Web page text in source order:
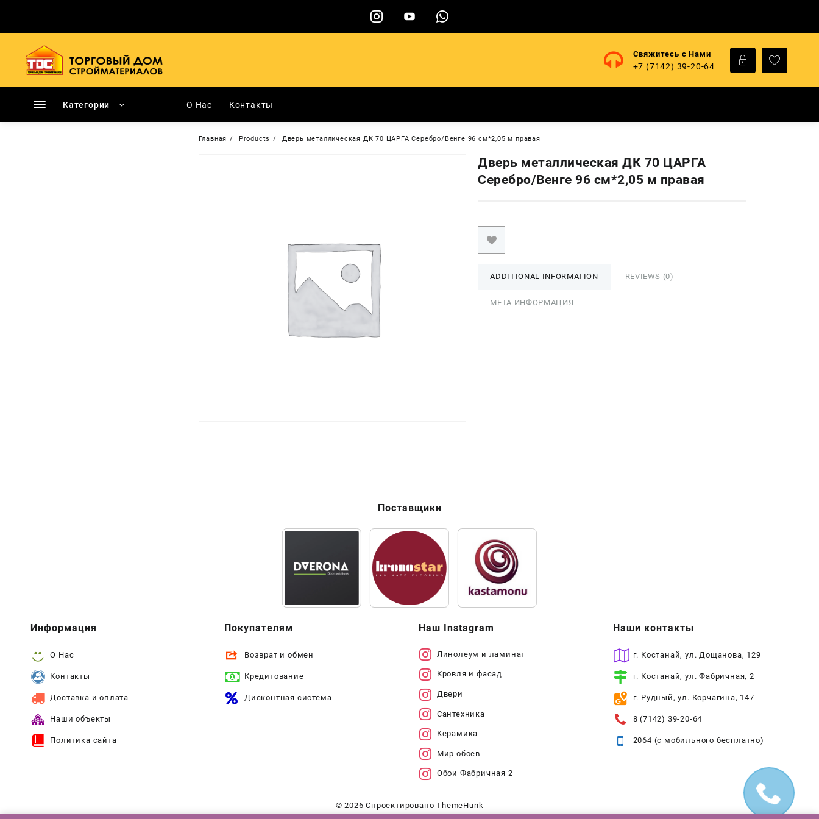
содержимому
Свяжитесь с Нами
+7 (7142) 39-20-64
Категории О Нас Контакты
Главная Products Дверь металлическая ДК 70 ЦАРГА Серебро/Венге 96 cм*2,05 м правая
Дверь металлическая ДК 70 ЦАРГА
Серебро/Венге 96 cм*2,05 м правая
ADDITIONAL INFORMATION REVIEWS (0)
МЕТА ИНФОРМАЦИЯ
Поставщики
Информация
О Нас
Контакты
Доставка и оплата
Наши объекты
Политика сайта
Покупателям
Возврат и обмен
Кредитование
Дисконтная система
Наш Instagram
Линолеум и ламинат
Кровля и фасад
Двери
Сантехника
Керамика
Мир обоев
Обои Фабричная 2
Наши контакты
г. Костанай, ул. Дощанова, 129
г. Костанай, ул. Фабричная, 2
г. Рудный, ул. Корчагина, 147
8 (7142) 39-20-64
2064 (с мобильного бесплатно)
© 2026Спроектировано ThemeHunk